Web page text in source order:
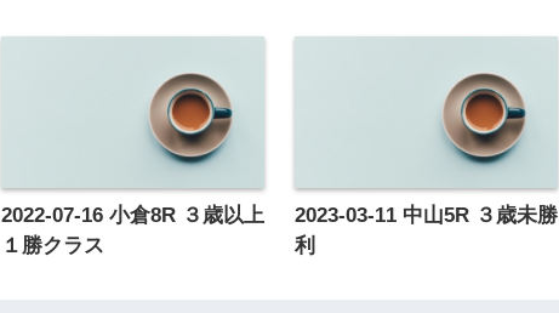
2022-07-16 小倉8R ３歳以上
１勝クラス
2023-03-11 中山5R ３歳未勝
利